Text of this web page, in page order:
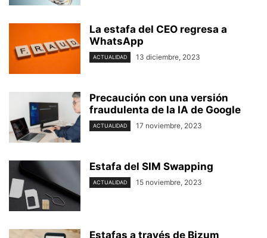
La estafa del CEO regresa a
WhatsApp
ACTUALIDAD 13 diciembre, 2023
Precaución con una versión
fraudulenta de la IA de Google
ACTUALIDAD 17 noviembre, 2023
Estafa del SIM Swapping
ACTUALIDAD 15 noviembre, 2023
Estafas a través de Bizum